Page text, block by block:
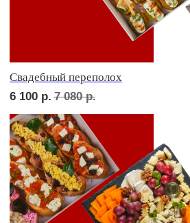
4 900 р. 5 740 р.
ФУРШЕТ ЗА 24 ЧАСА